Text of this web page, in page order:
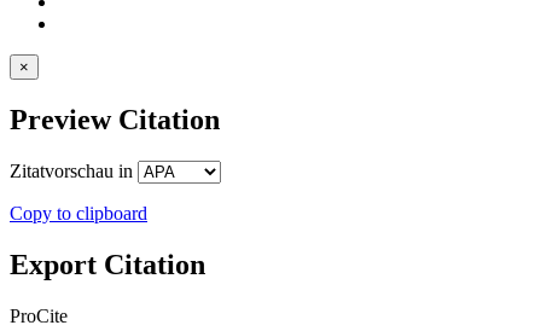
×
Preview Citation
Zitatvorschau in
Copy to clipboard
Export Citation
ProCite